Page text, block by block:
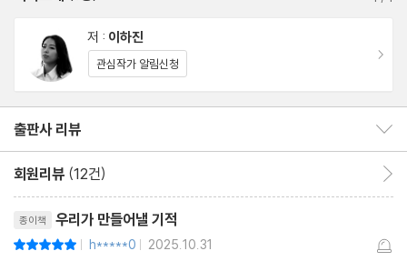
저 : 이하진
관심작가 알림신청
출판사 리뷰
회원리뷰 (12건)
종이책 우리가 만들어낼 기적
| h*****0 | 2025.10.31